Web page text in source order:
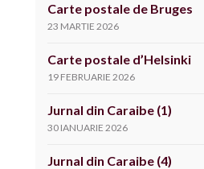
Carte postale de Bruges
23 MARTIE 2026
Carte postale d’Helsinki
19 FEBRUARIE 2026
Jurnal din Caraibe (1)
30 IANUARIE 2026
Jurnal din Caraibe (4)